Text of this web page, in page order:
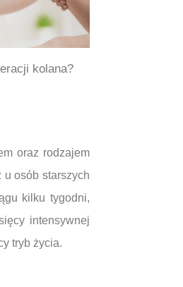
kolana?
oraz rodzajem
u osób starszych
kilku tygodni,
intensywnej
tryb życia.